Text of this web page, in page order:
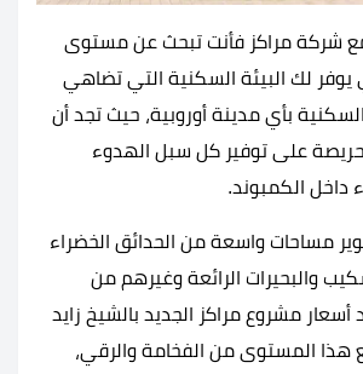
شركة مراكز فأنت تبحث عن مستوى
لك البيئة السكنية التي تضاهي
بأي مدينة أوروبية، حيث تجد أن
على توفير كل سبل الهدوء
داخل الكمبوند.
مساحات واسعة من الحدائق الخضراء
سكيب والبحيرات الرائعة وغيرهم من
أسعار مشروع مراكز الجديد بالشيخ زايد
هذا المستوى من الفخامة والرقي،